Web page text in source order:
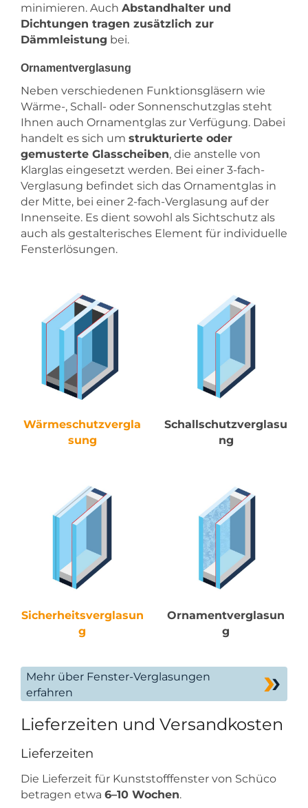
minimieren. Auch Abstandhalter und
Dichtungen tragen zusätzlich zur
Dämmleistung bei.
Ornamentverglasung
Neben verschiedenen Funktionsgläsern wie
Wärme-, Schall- oder Sonnenschutzglas steht
Ihnen auch Ornamentglas zur Verfügung. Dabei
handelt es sich um strukturierte oder
gemusterte Glasscheiben, die anstelle von
Klarglas eingesetzt werden. Bei einer 3-fach-
Verglasung befindet sich das Ornamentglas in
der Mitte, bei einer 2-fach-Verglasung auf der
Innenseite. Es dient sowohl als Sichtschutz als
auch als gestalterisches Element für individuelle
Fensterlösungen.
Wärmeschutzvergla
sung
Schallschutzverglasu
ng
Sicherheitsverglasun
g
Ornamentverglasun
g
Mehr über Fenster-Verglasungen
erfahren
Lieferzeiten und Versandkosten
Lieferzeiten
Die Lieferzeit für Kunststofffenster von Schüco
betragen etwa 6–10 Wochen.